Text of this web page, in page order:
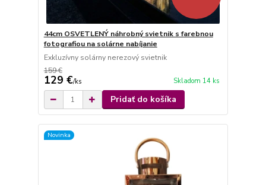
44cm OSVETLENÝ náhrobný svietnik s farebnou
fotografiou na solárne nabíjanie
Exkluzívny solárny nerezový svietnik
159 €
129 €/ks Skladom 14 ks
Pridať do košíka
Novinka